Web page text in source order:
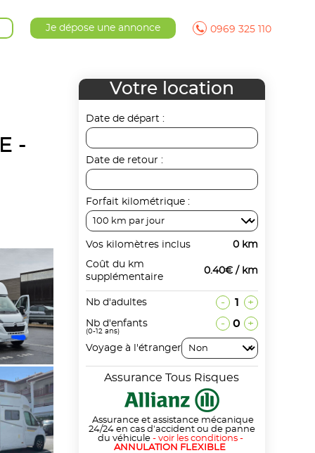
Je dépose une annonce 0969 325 110
-
Votre location
Date de départ :
Date de retour :
Forfait kilométrique :
Vos kilomètres inclus
0 km
Coût du km
supplémentaire
0.40€ / km
Nb d'adultes - 1 +
Nb d'enfants
(0-12 ans)
- 0 +
Voyage à l'étranger
Assurance Tous Risques
Assurance et assistance mécanique
24/24 en cas d'accident ou de panne
du véhicule-voir les conditions -
ANNULATION FLEXIBLE